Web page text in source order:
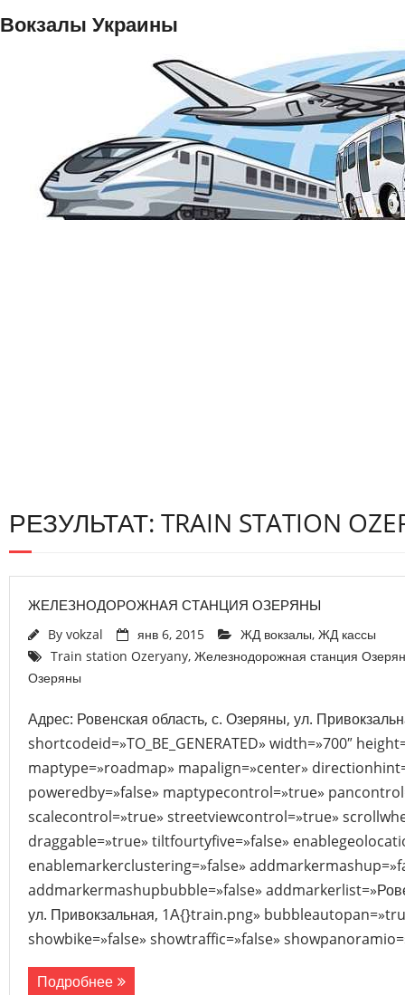
Вокзалы Украины
РЕЗУЛЬТАТ: TRAIN STATION
ЖЕЛЕЗНОДОРОЖНАЯ СТАНЦИЯ ОЗЕРЯНЫ
By vokzal янв 6, 2015 ЖД вокзалы, ЖД кассы
Train station Ozeryany, Железнодорожная станция
Озеряны
Адрес: Ровенская область, с. Озеряны, ул.
shortcodeid=»TO_BE_GENERATED» width=»700″
maptype=»roadmap» mapalign=»center»
poweredby=»false» maptypecontrol=»true»
scalecontrol=»true» streetviewcontrol=»true»
draggable=»true» tiltfourtyfive=»false»
enablemarkerclustering=»false»
addmarkermashupbubble=»false»
ул. Привокзальная, 1А{}train.png»
showbike=»false» showtraffic=»false»
Подробнее